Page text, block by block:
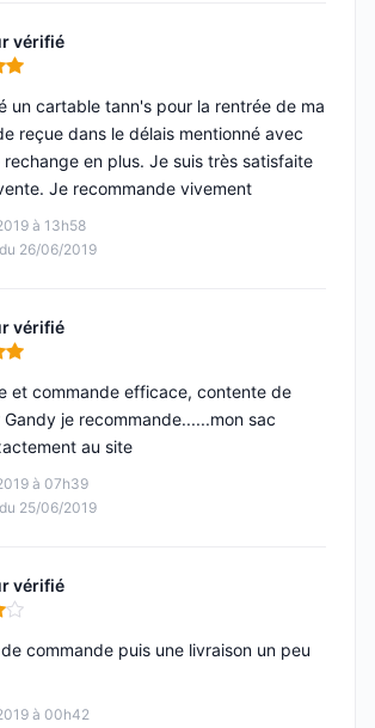
vérifié
5
à 13h58
26/06/2019
un cartable tann's pour la rentrée de ma
reçue dans le délais mentionné avec
en plus. Je suis très satisfaite
Je recommande vivement
vérifié
5
à 07h39
25/06/2019
et commande efficace, contente de
je recommande......mon sac
au site
vérifié
5
à 00h42
commande puis une livraison un peu